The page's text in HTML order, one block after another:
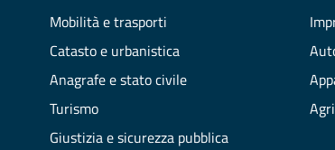
Mobilità e trasporti
Catasto e urbanistica
Anagrafe e stato civile
Turismo
Giustizia e sicurezza pubblica